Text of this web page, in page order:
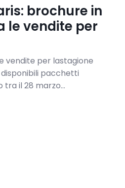
brochure in
le vendite per
vendite per lastagione
disponibili pacchetti
il 28 marzo...